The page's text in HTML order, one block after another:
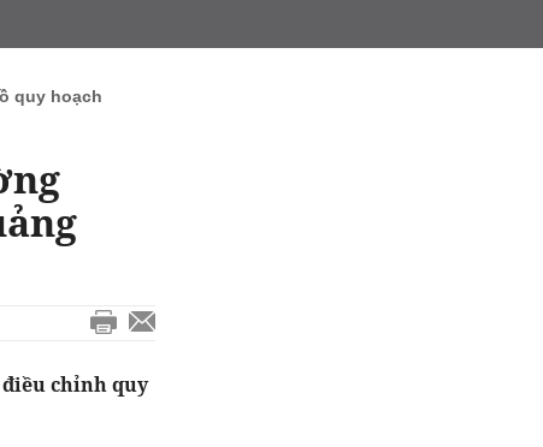
quy hoạch
chỉnh quy